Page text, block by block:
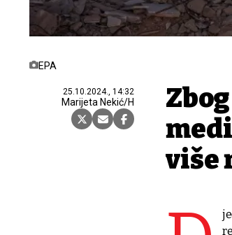
EPA
25.10.2024., 14:32
Marijeta Nekić/H
više